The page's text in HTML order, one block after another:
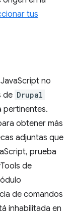
tus
no
de Drupal
pertinentes.
obtener más
adjuntas que
prueba
de
de comandos
inhabilitada en